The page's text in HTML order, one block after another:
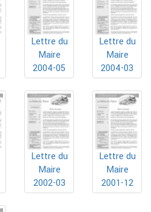
Lettre du
Maire
2004-05
Lettre du
Maire
2004-03
Lettre du
Maire
2002-03
Lettre du
Maire
2001-12